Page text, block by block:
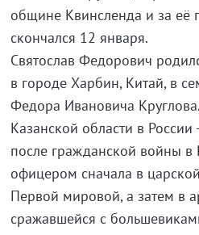
общине Квинсленда и за её
скончался 12 января.
Святослав Федорович
в городе Харбин, Китай, в
Федора Ивановича
Казанской области в
после гражданской войны в
офицером сначала в
Первой мировой, а затем в
сражавшейся с